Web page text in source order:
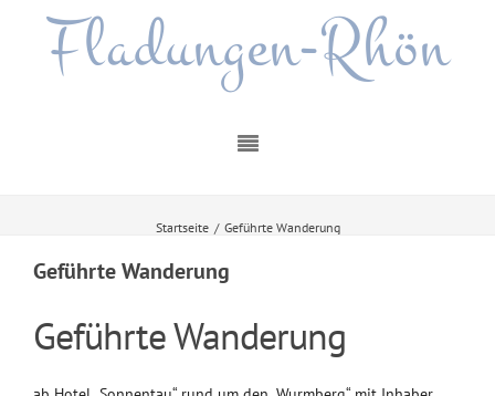
Fladungen-Rhön
Startseite / Geführte Wanderung
Geführte Wanderung
Geführte Wanderung